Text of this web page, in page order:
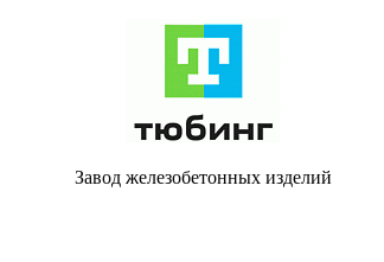
Завод железобетонных изделий